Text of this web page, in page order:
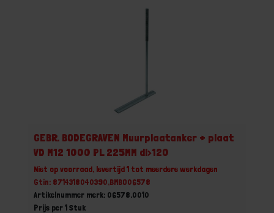
GEBR. BODEGRAVEN Muurplaatanker + plaat
VD M12 1000 PL 225MM dl>120
Niet op voorraad, levertijd 1 tot meerdere werkdagen
Gtin: 8714318040390,BMBO06578
Artikelnummer merk: 06578.0010
Prijs per 1 Stuk